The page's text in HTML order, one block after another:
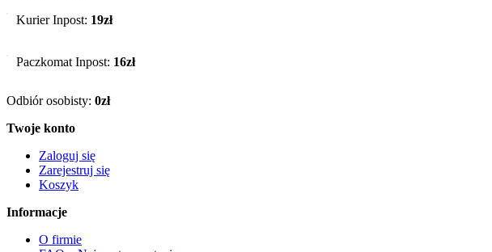
Kurier Inpost: 19zł
Paczkomat Inpost: 16zł
Odbiór osobisty: 0zł
Twoje konto
Zaloguj się
Zarejestruj się
Koszyk
Informacje
O firmie